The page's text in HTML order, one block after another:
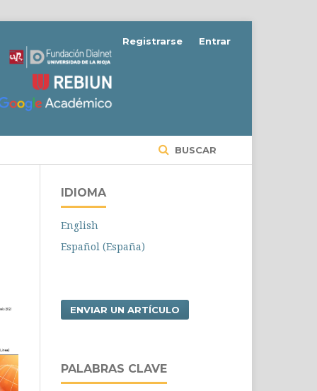
BUSCAR
Registrarse Entrar
IDIOMA
English
Español (España)
ENVIAR UN ARTÍCULO
PALABRAS CLAVE